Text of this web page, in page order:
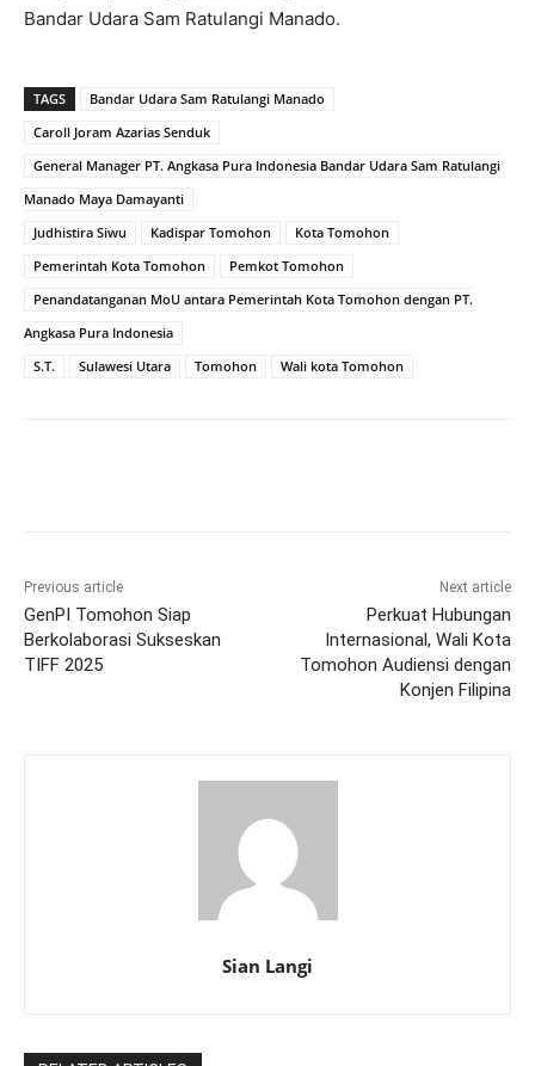
Bandar Udara Sam Ratulangi Manado.
TAGS
Bandar Udara Sam Ratulangi Manado
Caroll Joram Azarias Senduk
General Manager PT. Angkasa Pura Indonesia Bandar Udara Sam Ratulangi
Manado Maya Damayanti
Judhistira Siwu
Kadispar Tomohon
Kota Tomohon
Pemerintah Kota Tomohon
Pemkot Tomohon
Penandatanganan MoU antara Pemerintah Kota Tomohon dengan PT.
Angkasa Pura Indonesia
S.T.
Sulawesi Utara Tomohon Wali kota Tomohon
Previous article
GenPI Tomohon Siap
Berkolaborasi Sukseskan
TIFF 2025
Next article
Perkuat Hubungan
Internasional, Wali Kota
Tomohon Audiensi dengan
Konjen Filipina
Sian Langi